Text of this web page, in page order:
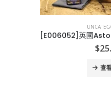
[T005301]台灣兒童
$
查